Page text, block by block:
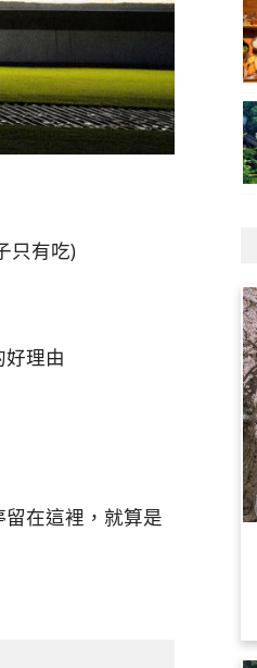
只有吃)
理由
在這裡，就算是